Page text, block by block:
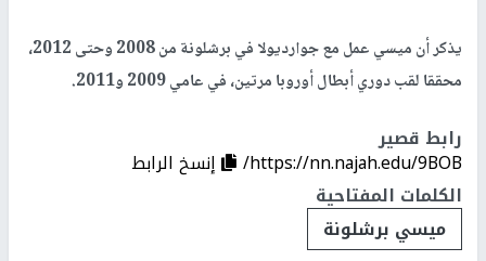
يذكر أن ميسي عمل مع جوارديولا في برشلونة من 2008 وحتى 2012،
محققا لقب دوري أبطال أوروبا مرتين، في عامي 2009 و2011.
رابط قصير
https://nn.najah.edu/9BOB/
إنسخ الرابط
الكلمات المفتاحية
ميسي برشلونة